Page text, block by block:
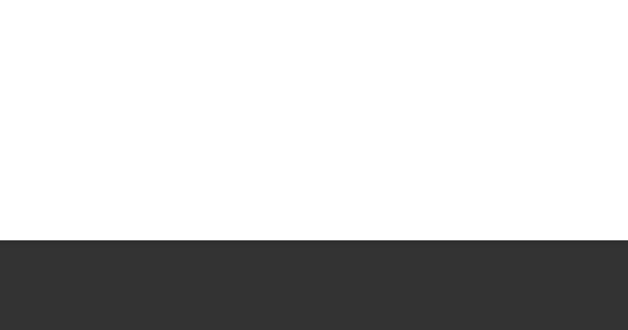
nel mio studio di Vigonza con la collaborazione di: implantologo, igienista e assistenti, tutti di indubbia capacità con
e grandi pazienti.